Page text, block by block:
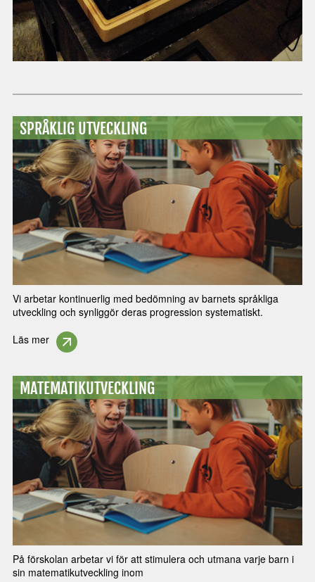
SPRÅKLIG UTVECKLING
Vi arbetar kontinuerlig med bedömning av barnets språkliga
utveckling och synliggör deras progression systematiskt.
Läs mer
MATEMATIKUTVECKLING
På förskolan arbetar vi för att stimulera och utmana varje barn i
sin matematikutveckling inom